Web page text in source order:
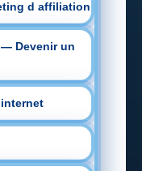
d affiliation
— Devenir un